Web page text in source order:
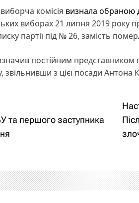
комісія визнала обраною
виборах 21 липня 2019 року
партії під № 26, замість
постійним
звільнивши з цієї посади Антона
та першого заступника